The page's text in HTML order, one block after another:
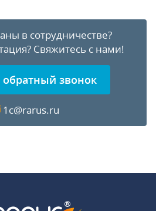
в сотрудничестве?
Свяжитесь с нами!
обратный звонок
1c@rarus.ru